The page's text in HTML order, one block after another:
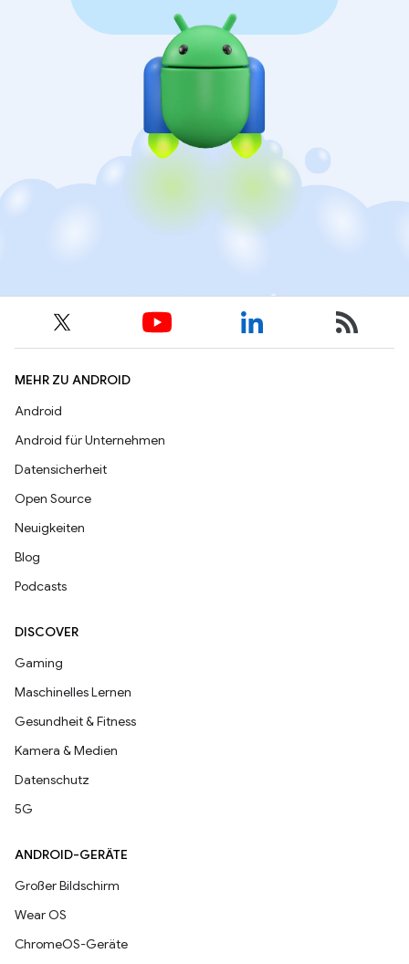
MEHR ZU ANDROID
Android
Android für Unternehmen
Datensicherheit
Open Source
Neuigkeiten
Blog
Podcasts
DISCOVER
Gaming
Maschinelles Lernen
Gesundheit & Fitness
Kamera & Medien
Datenschutz
5G
ANDROID-GERÄTE
Großer Bildschirm
Wear OS
ChromeOS-Geräte